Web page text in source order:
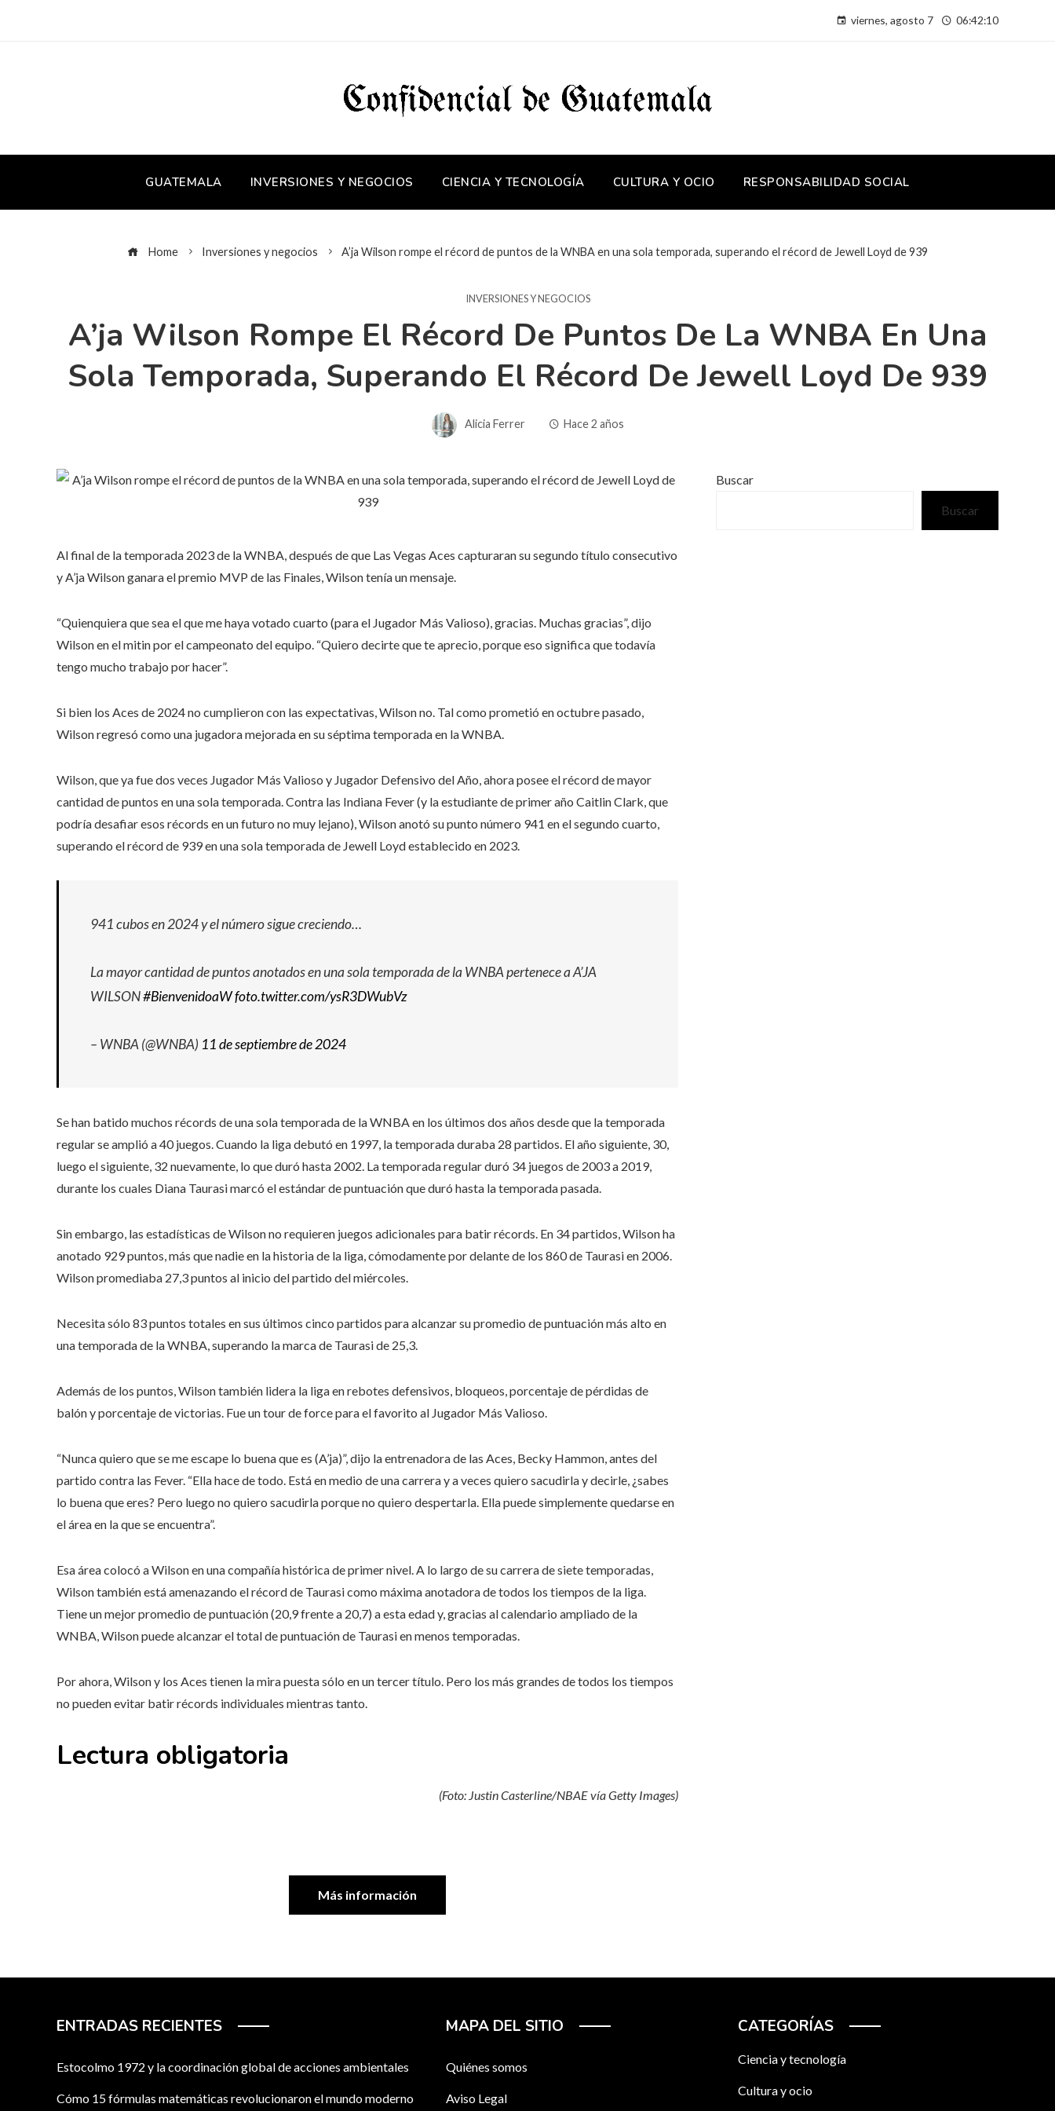
viernes, agosto 7 06:42:11
GUATEMALA INVERSIONES Y NEGOCIOS CIENCIA Y TECNOLOGÍA CULTURA Y OCIO RESPONSABILIDAD SOCIAL
Home Inversiones y negocios A’ja Wilson rompe el récord de puntos de la WNBA en una sola temporada, superando el récord de Jewell Loyd de 939
INVERSIONES Y NEGOCIOS
A’ja Wilson Rompe El Récord De Puntos De La WNBA En Una
Sola Temporada, Superando El Récord De Jewell Loyd De 939
Alicia Ferrer Hace 2 años
Al final de la temporada 2023 de la WNBA, después de que Las Vegas Aces capturaran su segundo título consecutivo
y A’ja Wilson ganara el premio MVP de las Finales, Wilson tenía un mensaje.
“Quienquiera que sea el que me haya votado cuarto (para el Jugador Más Valioso), gracias. Muchas gracias”, dijo
Wilson en el mitin por el campeonato del equipo. “Quiero decirte que te aprecio, porque eso significa que todavía
tengo mucho trabajo por hacer”.
Si bien los Aces de 2024 no cumplieron con las expectativas, Wilson no. Tal como prometió en octubre pasado,
Wilson regresó como una jugadora mejorada en su séptima temporada en la WNBA.
Wilson, que ya fue dos veces Jugador Más Valioso y Jugador Defensivo del Año, ahora posee el récord de mayor
cantidad de puntos en una sola temporada. Contra las Indiana Fever (y la estudiante de primer año Caitlin Clark, que
podría desafiar esos récords en un futuro no muy lejano), Wilson anotó su punto número 941 en el segundo cuarto,
superando el récord de 939 en una sola temporada de Jewell Loyd establecido en 2023.
941 cubos en 2024 y el número sigue creciendo…
La mayor cantidad de puntos anotados en una sola temporada de la WNBA pertenece a A’JA
WILSON#BienvenidoaWfoto.twitter.com/ysR3DWubVz
– WNBA (@WNBA) 11 de septiembre de 2024
Se han batido muchos récords de una sola temporada de la WNBA en los últimos dos años desde que la temporada
regular se amplió a 40 juegos. Cuando la liga debutó en 1997, la temporada duraba 28 partidos. El año siguiente, 30,
luego el siguiente, 32 nuevamente, lo que duró hasta 2002. La temporada regular duró 34 juegos de 2003 a 2019,
durante los cuales Diana Taurasi marcó el estándar de puntuación que duró hasta la temporada pasada.
Sin embargo, las estadísticas de Wilson no requieren juegos adicionales para batir récords. En 34 partidos, Wilson ha
anotado 929 puntos, más que nadie en la historia de la liga, cómodamente por delante de los 860 de Taurasi en 2006.
Wilson promediaba 27,3 puntos al inicio del partido del miércoles.
Necesita sólo 83 puntos totales en sus últimos cinco partidos para alcanzar su promedio de puntuación más alto en
una temporada de la WNBA, superando la marca de Taurasi de 25,3.
Además de los puntos, Wilson también lidera la liga en rebotes defensivos, bloqueos, porcentaje de pérdidas de
balón y porcentaje de victorias. Fue un tour de force para el favorito al Jugador Más Valioso.
“Nunca quiero que se me escape lo buena que es (A’ja)”, dijo la entrenadora de las Aces, Becky Hammon, antes del
partido contra las Fever. “Ella hace de todo. Está en medio de una carrera y a veces quiero sacudirla y decirle, ¿sabes
lo buena que eres? Pero luego no quiero sacudirla porque no quiero despertarla. Ella puede simplemente quedarse en
el área en la que se encuentra”.
Esa área colocó a Wilson en una compañía histórica de primer nivel. A lo largo de su carrera de siete temporadas,
Wilson también está amenazando el récord de Taurasi como máxima anotadora de todos los tiempos de la liga.
Tiene un mejor promedio de puntuación (20,9 frente a 20,7) a esta edad y, gracias al calendario ampliado de la
WNBA, Wilson puede alcanzar el total de puntuación de Taurasi en menos temporadas.
Por ahora, Wilson y los Aces tienen la mira puesta sólo en un tercer título. Pero los más grandes de todos los tiempos
no pueden evitar batir récords individuales mientras tanto.
Lectura obligatoria
(Foto: Justin Casterline/NBAE vía Getty Images)
Más información
Buscar
Buscar
ENTRADAS RECIENTES
Estocolmo 1972 y la coordinación global de acciones ambientales
Cómo 15 fórmulas matemáticas revolucionaron el mundo moderno
MAPA DEL SITIO
Quiénes somos
Aviso Legal
CATEGORÍAS
Ciencia y tecnología
Cultura y ocio